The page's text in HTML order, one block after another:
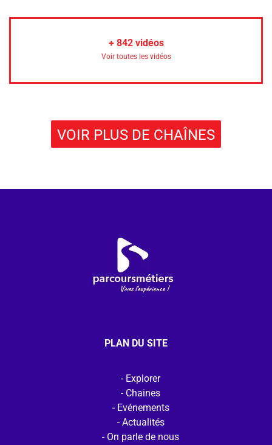
+ 842vidéos
Voir toutes les vidéos
VOIR PLUS DE CHAÎNES
PLAN DU SITE
Explorer
Chaines
Evénements
Actualités
On parle de nous